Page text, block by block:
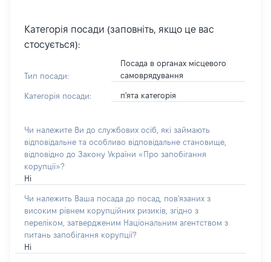
Категорія посади (заповніть, якщо це вас
стосується):
Тип посади:
Посада в органах місцевого
самоврядування
Категорія посади: п'ята категорія
Чи належите Ви до службових осіб, які займають
відповідальне та особливо відповідальне становище,
відповідно до Закону України «Про запобігання
корупції»?
Ні
Чи належить Ваша посада до посад, пов'язаних з
високим рівнем корупційних ризиків, згідно з
переліком, затвердженим Національним агентством з
питань запобігання корупції?
Ні